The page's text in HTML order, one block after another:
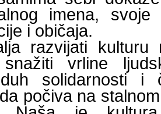
imena,
i običaja.
razvijati kulturu
snažiti vrline
solidarnosti i
počiva na